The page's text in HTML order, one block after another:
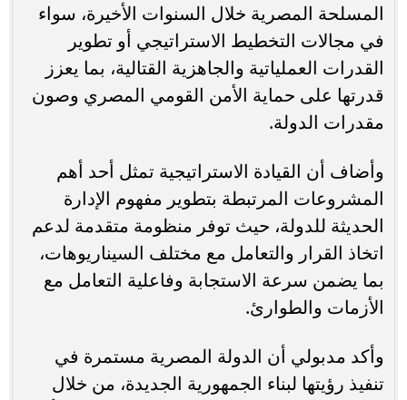
المسلحة المصرية خلال السنوات الأخيرة، سواء
في مجالات التخطيط الاستراتيجي أو تطوير
القدرات العملياتية والجاهزية القتالية، بما يعزز
قدرتها على حماية الأمن القومي المصري وصون
مقدرات الدولة.
وأضاف أن القيادة الاستراتيجية تمثل أحد أهم
المشروعات المرتبطة بتطوير مفهوم الإدارة
الحديثة للدولة، حيث توفر منظومة متقدمة لدعم
اتخاذ القرار والتعامل مع مختلف السيناريوهات،
بما يضمن سرعة الاستجابة وفاعلية التعامل مع
الأزمات والطوارئ.
وأكد مدبولي أن الدولة المصرية مستمرة في
تنفيذ رؤيتها لبناء الجمهورية الجديدة، من خلال